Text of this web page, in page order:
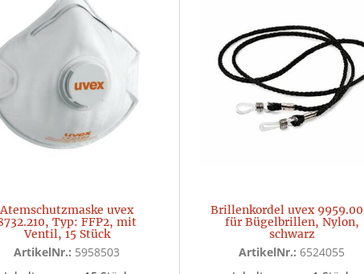
Atemschutzmaske uvex
Typ: FFP2, mit
Ventil, 15 Stück
ArtikelNr.: 5958503
Brillenkordel uvex
für Bügelbrillen, Nylon,
schwarz
ArtikelNr.:6524055